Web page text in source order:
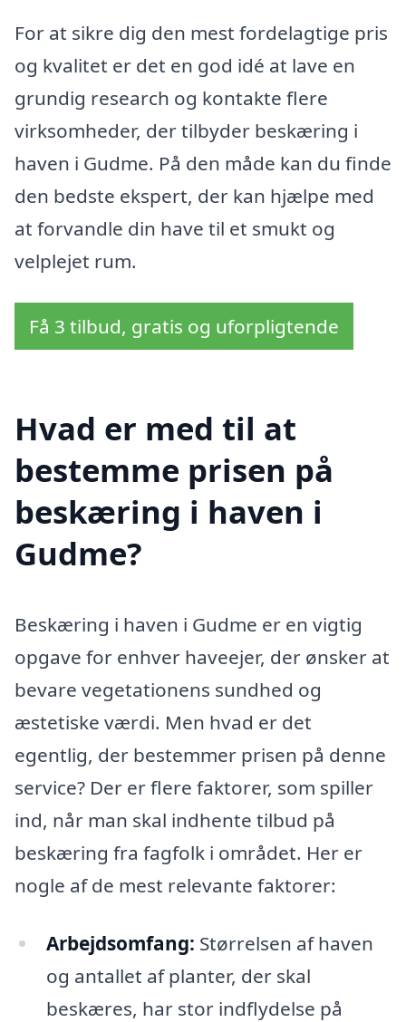
For at sikre dig den mest fordelagtige pris
og kvalitet er det en god idé at lave en
grundig research og kontakte flere
virksomheder, der tilbyder beskæring i
haven i Gudme. På den måde kan du finde
den bedste ekspert, der kan hjælpe med
at forvandle din have til et smukt og
velplejet rum.
Få 3 tilbud, gratis og uforpligtende
Hvad er med til at
bestemme prisen på
beskæring i haven i
Gudme?
Beskæring i haven i Gudme er en vigtig
opgave for enhver haveejer, der ønsker at
bevare vegetationens sundhed og
æstetiske værdi. Men hvad er det
egentlig, der bestemmer prisen på denne
service? Der er flere faktorer, som spiller
ind, når man skal indhente tilbud på
beskæring fra fagfolk i området. Her er
nogle af de mest relevante faktorer:
Arbejdsomfang: Størrelsen af haven
og antallet af planter, der skal
beskæres, har stor indflydelse på